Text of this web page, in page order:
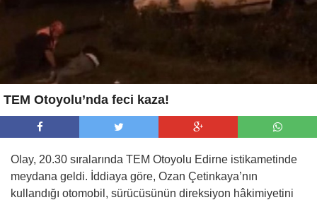
TEM Otoyolu’nda feci kaza!
Olay, 20.30 sıralarında TEM Otoyolu Edirne istikametinde
meydana geldi. İddiaya göre, Ozan Çetinkaya’nın
kullandığı otomobil, sürücüsünün direksiyon hâkimiyetini